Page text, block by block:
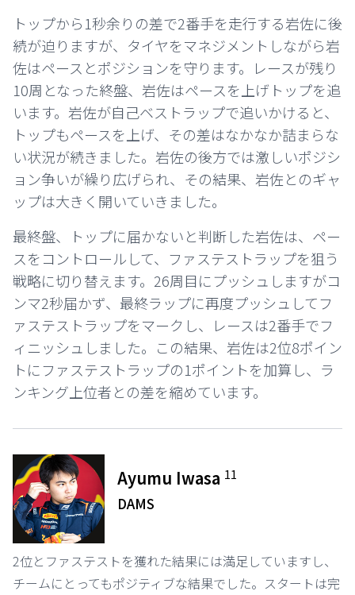
トップから1秒余りの差で2番手を走行する岩佐に後
続が迫りますが、タイヤをマネジメントしながら岩
佐はペースとポジションを守ります。レースが残り
10周となった終盤、岩佐はペースを上げトップを追
います。岩佐が自己ベストラップで追いかけると、
トップもペースを上げ、その差はなかなか詰まらな
い状況が続きました。岩佐の後方では激しいポジシ
ョン争いが繰り広げられ、その結果、岩佐とのギャ
ップは大きく開いていきました。
最終盤、トップに届かないと判断した岩佐は、ペー
スをコントロールして、ファステストラップを狙う
戦略に切り替えます。26周目にプッシュしますがコ
ンマ2秒届かず、最終ラップに再度プッシュしてフ
ァステストラップをマークし、レースは2番手でフ
ィニッシュしました。この結果、岩佐は2位8ポイン
トにファステストラップの1ポイントを加算し、ラ
ンキング上位者との差を縮めています。
Ayumu Iwasa 11
DAMS
2位とファステストを獲れた結果には満足していますし、
チームにとってもポジティブな結果でした。スタートは完